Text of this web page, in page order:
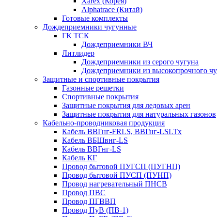
Alphatrace (Китай)
Готовые комплекты
Дождеприемники чугунные
ГК ТСК
Дождеприемники ВЧ
Литлидер
Дождеприемники из серого чугуна
Дождеприемники из высокопрочного
Защитные и спортивные покрытия
Газонные решетки
Спортивные покрытия
Защитные покрытия для ледовых арен
Защитные покрытия для натуральных газонов
Кабельно-проводниковая продукция
Кабель ВВГнг-FRLS, ВВГнг-LSLTx
Кабель ВБШвнг-LS
Кабель ВВГнг-LS
Кабель КГ
Провод бытовой ПУГСП (ПУГНП)
Провод бытовой ПУСП (ПУНП)
Провод нагревательный ПНСВ
Провод ПВС
Провод ПГВВП
Провод ПуВ (ПВ-1)